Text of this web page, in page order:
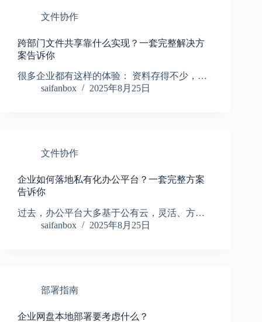
文件协作
跨部门文件共享靠什么实现？一套完整解决方
案告诉你
很多企业都有这样的体验： 资料存得不少，…
saifanbox
2025年8月25日
文件协作
企业如何落地私有化办公平台？一套完整方案
告诉你
过去，办公平台大多基于公有云，灵活、方…
saifanbox
2025年8月25日
部署指南
企业网盘本地部署要考虑什么？